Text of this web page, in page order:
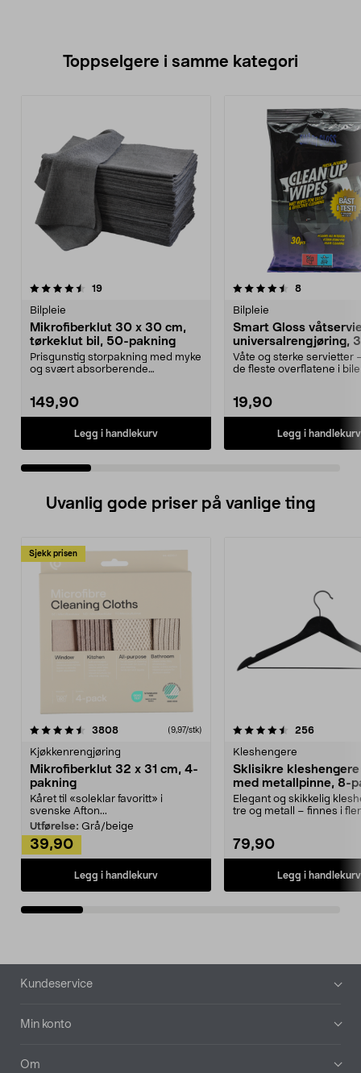
Toppselgere i samme kategori
19anmeldelser
Bilpleie
Mikrofiberklut 30 x 30 cm,
tørkeklut bil, 50-pakning
Prisgunstig storpakning med myke
og svært absorberende
149,90
Legg i handlekurv
4.5 av 5 stjerner 8anmeldelser
Bilpleie
Smart Gloss
universalrengjøring,
pakning
Våte og sterke servietter
de fleste overflatene i
19,90
Legg i handlekurv
4.0 av 5 stjerner
Uvanlig gode priser på vanlige ting
Sjekk prisen
3808anmeldelser(9,97/stk)
Kjøkkenrengjøring
Mikrofiberklut 32 x 31 cm, 4-
pakning
Kåret til «soleklar favoritt» i
svenske Afton...
Utførelse: Grå/beige
39,90
Legg i handlekurv
4.5av 5 stjerner 256
Kleshengere
Sklisikre
med metallpinne, 8-
Elegant og skikkelig
tre og metall – finnes i
79,90
Legg i handlekurv
4.5av 5 stjerner
Bunntekst
Kundeservice
Min konto
Om